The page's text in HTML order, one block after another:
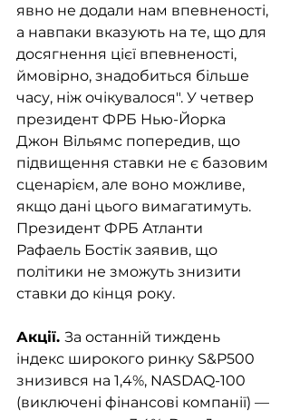
явно не додали нам впевненості,
а навпаки вказують на те, що для
досягнення цієї впевненості,
ймовірно, знадобиться більше
часу, ніж очікувалося". У четвер
президент ФРБ Нью-Йорка
Джон Вільямс попередив, що
підвищення ставки не є базовим
сценарієм, але воно можливе,
якщо дані цього вимагатимуть.
Президент ФРБ Атланти
Рафаель Бостік заявив, що
політики не зможуть знизити
ставки до кінця року.
Акції. За останній тиждень
індекс широкого ринку S&P500
знизився на 1,4%, NASDAQ-100
(виключені фінансові компанії) —